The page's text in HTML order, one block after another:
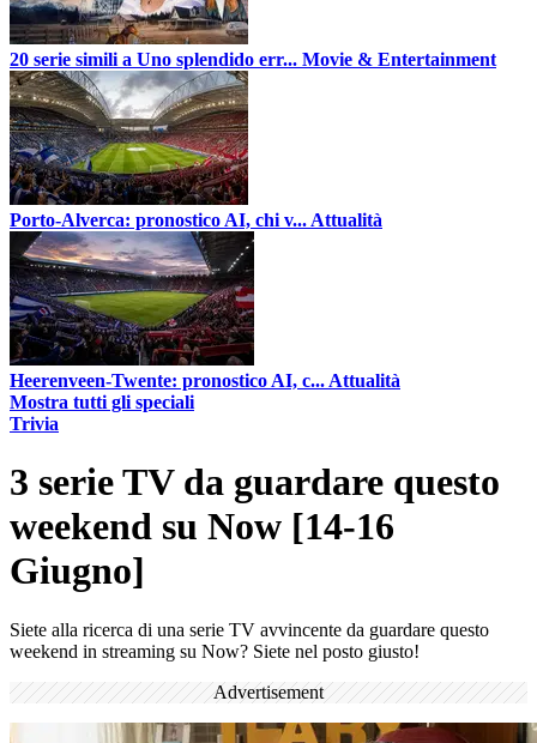
20 serie simili a Uno splendido err... Movie & Entertainment
Porto-Alverca: pronostico AI, chi v... Attualità
Heerenveen-Twente: pronostico AI, c... Attualità
Mostra tutti gli speciali
Trivia
3 serie TV da guardare questo
weekend su Now [14-16
Giugno]
Siete alla ricerca di una serie TV avvincente da guardare questo
weekend in streaming su Now? Siete nel posto giusto!
Advertisement